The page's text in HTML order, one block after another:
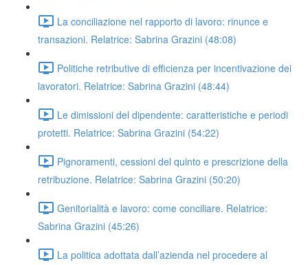
La conciliazione nel rapporto di lavoro: rinunce e
transazioni. Relatrice: Sabrina Grazini (48:08)
Politiche retributive di efficienza per incentivazione dei
lavoratori. Relatrice: Sabrina Grazini (48:44)
Le dimissioni del dipendente: caratteristiche e periodi
protetti. Relatrice: Sabrina Grazini (54:22)
Pignoramenti, cessioni del quinto e prescrizione della
retribuzione. Relatrice: Sabrina Grazini (50:20)
Genitorialità e lavoro: come conciliare. Relatrice:
Sabrina Grazini (45:26)
La politica adottata dall’azienda nel procedere al